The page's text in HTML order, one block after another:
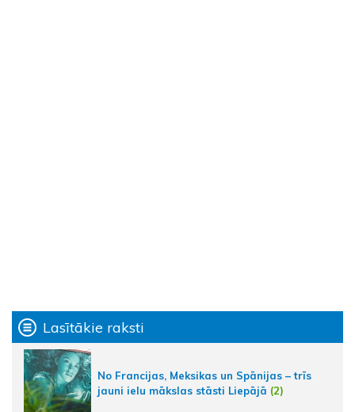
Lasītākie raksti
No Francijas, Meksikas un Spānijas – trīs
jauni ielu mākslas stāsti Liepājā (2)